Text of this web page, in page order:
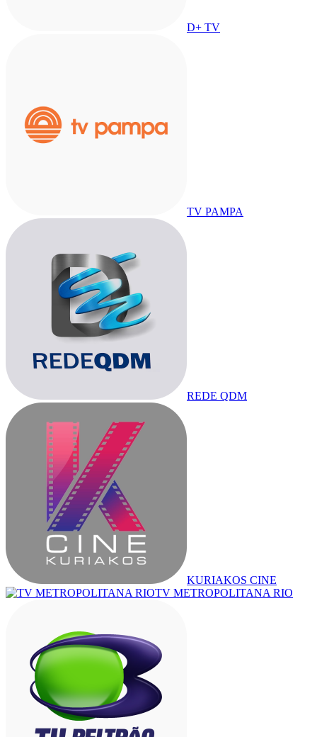
D+ TV
TV PAMPA
REDE QDM
KURIAKOS CINE
TV METROPOLITANA RIO